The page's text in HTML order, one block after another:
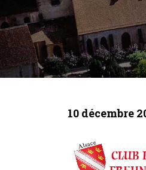
10 décembre